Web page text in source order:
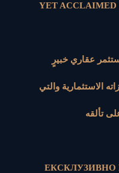
YET ACCLAIMED
عقاري خبيرٍ
الاستثمارية والتي
تألقه
ЕКСКЛУЗИВНО